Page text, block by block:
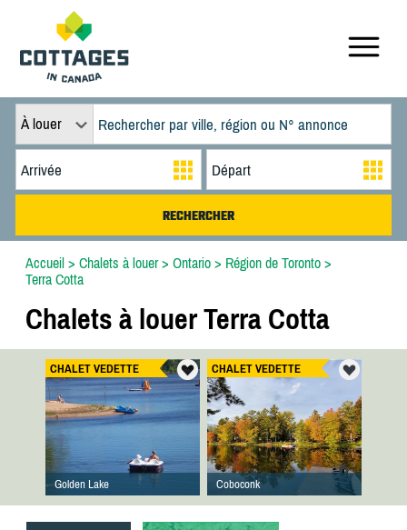
À louer
Accueil> Chalets à louer> Ontario> Région de Toronto>
Terra Cotta
Chalets à louer Terra Cotta
CHALET VEDETTE
Golden Lake
CHALET VEDETTE
Coboconk